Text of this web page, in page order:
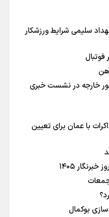
سلیمی شرایط ورزشکار
خارجه در نشست خبری
با عمان برای تعیین
۱۴۰۵
بوکمال